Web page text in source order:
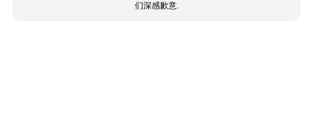
们深感歉意.